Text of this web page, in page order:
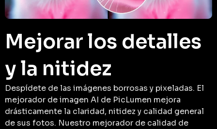
Mejorar los detalles
y la nitidez
Despídete de las imágenes borrosas y pixeladas. El
mejorador de imagen AI de PicLumen mejora
drásticamente la claridad, nitidez y calidad general
de sus fotos. Nuestro mejorador de calidad de